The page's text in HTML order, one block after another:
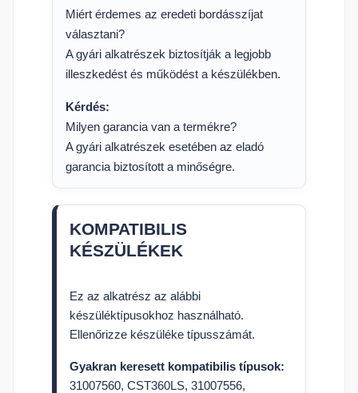
Miért érdemes az eredeti bordásszíjat
választani?
A gyári alkatrészek biztosítják a legjobb
illeszkedést és működést a készülékben.
Kérdés:
Milyen garancia van a termékre?
A gyári alkatrészek esetében az eladó
garancia biztosított a minőségre.
KOMPATIBILIS
KÉSZÜLÉKEK
Ez az alkatrész az alábbi
készüléktípusokhoz használható.
Ellenőrizze készüléke típusszámát.
Gyakran keresett kompatibilis típusok:
31007560, CST360LS, 31007556,